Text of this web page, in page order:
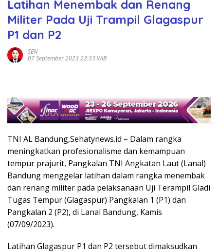
Latihan Menembak dan Renang
Militer Pada Uji Trampil Glagaspur
P1 dan P2
SEN
07 September 2023 22:33 WIB
TNI AL Bandung,Sehatynews.id – Dalam rangka
meningkatkan profesionalisme dan kemampuan
tempur prajurit, Pangkalan TNI Angkatan Laut (Lanal)
Bandung menggelar latihan dalam rangka menembak
dan renang militer pada pelaksanaan Uji Terampil Gladi
Tugas Tempur (Glagaspur) Pangkalan 1 (P1) dan
Pangkalan 2 (P2), di Lanal Bandung, Kamis
(07/09/2023).
Latihan Glagaspur P1 dan P2 tersebut dimaksudkan